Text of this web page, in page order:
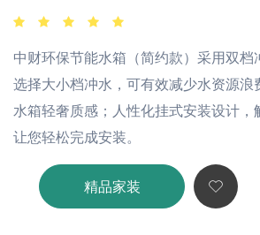
中财环保节能水箱（简约款）采用双档
选择大小档冲水，可有效减少水资源浪
水箱轻奢质感；人性化挂式安装设计，
让您轻松完成安装。
精品家装